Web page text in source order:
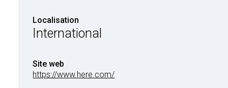
Localisation
International
Site web
https://www.here.com/